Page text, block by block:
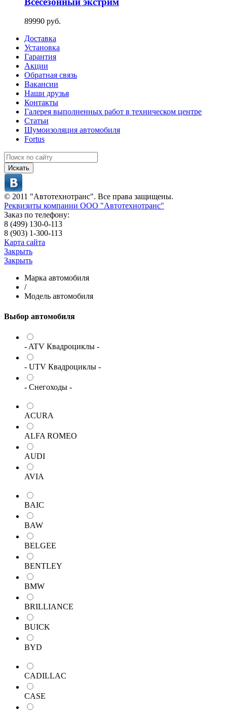
89990 руб.
Доставка
Установка
Гарантия
Акции
Обратная связь
Вакансии
Наши друзья
Контакты
Галерея выполненных работ в техническом центре
Статьи
Шумоизоляция автомобиля
Fortus
Искать
© 2011 "Автотехнотранс". Все права защищены.
Реквизиты компании ООО "Автотехнотранс"
Заказ по телефону:
8 (499) 130-0-113
8 (903) 1-300-113
Карта сайта
Закрыть
Закрыть
Марка автомобиля
/
Модель автомобиля
Выбор автомобиля
- ATV Квадроциклы -
- UTV Квадроциклы -
- Снегоходы -
ACURA
ALFA ROMEO
AUDI
AVIA
BAIC
BAW
BELGEE
BENTLEY
BMW
BRILLIANCE
BUICK
BYD
CADILLAC
CASE